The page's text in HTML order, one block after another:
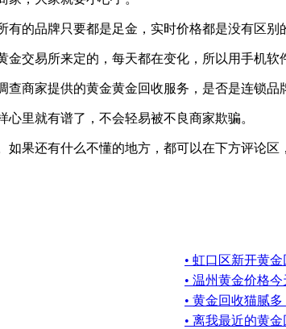
的品牌只要都是足金，实时价格都是没有区
交易所来定的，每天都在变化，所以用手机软
商家提供的黄金黄金回收服务，是否是连锁品
里就有谱了，不会轻易被不良商家欺骗。
果还有什么不懂的地方，都可以在下方评论
• 虹口区新开黄
• 温州黄金价格
• 黄金回收猫腻
• 离我最近的黄